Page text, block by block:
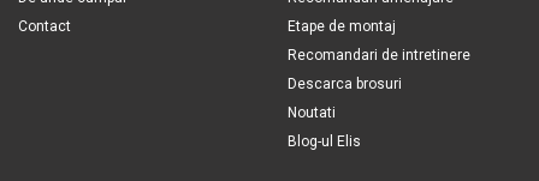
Contact
Etape de montaj
Recomandari de intretinere
Descarca brosuri
Noutati
Blog-ul Elis